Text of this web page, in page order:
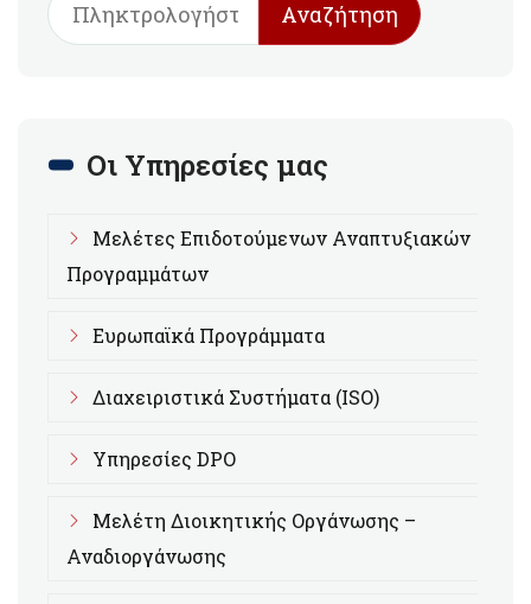
Αναζήτηση
Οι Υπηρεσίες μας
Μελέτες Επιδοτούμενων Αναπτυξιακών
Προγραμμάτων
Ευρωπαϊκά Προγράμματα
Διαχειριστικά Συστήματα (ISO)
Υπηρεσίες DPO
Μελέτη Διοικητικής Οργάνωσης –
Αναδιοργάνωσης